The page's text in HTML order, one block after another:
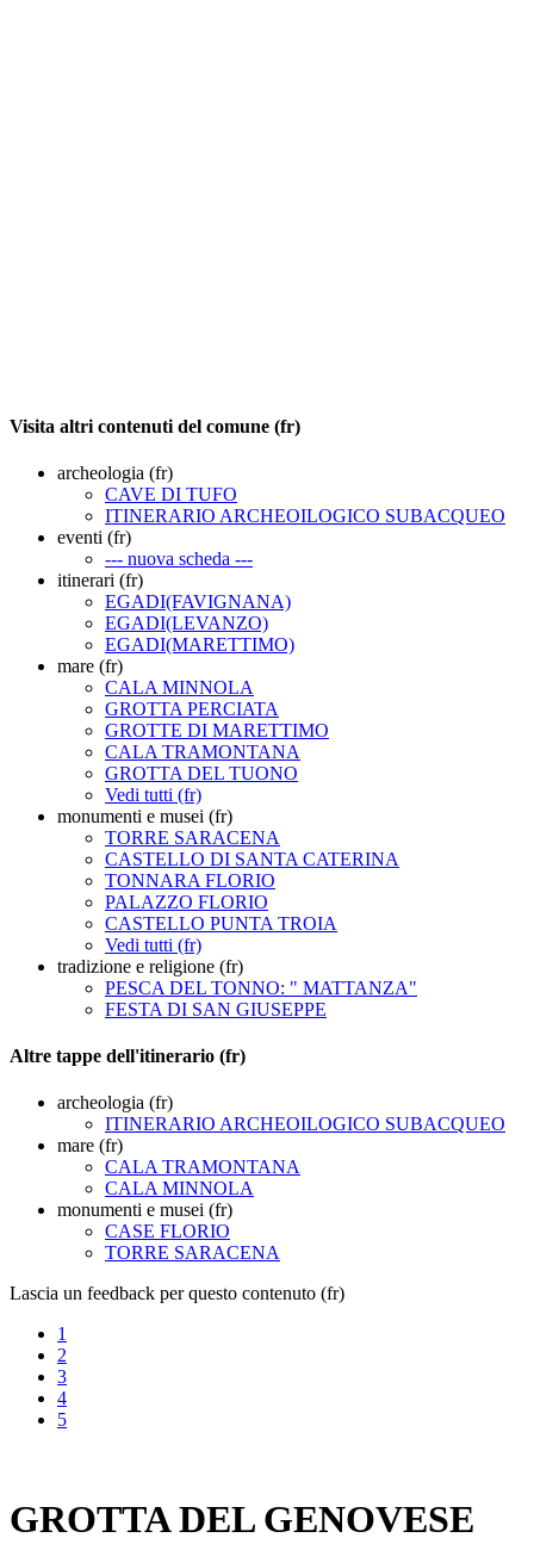
Visita altri contenuti del comune (fr)
archeologia (fr)
CAVE DI TUFO
ITINERARIO ARCHEOILOGICO SUBACQUEO
eventi (fr)
--- nuova scheda ---
itinerari (fr)
EGADI(FAVIGNANA)
EGADI(LEVANZO)
EGADI(MARETTIMO)
mare (fr)
CALA MINNOLA
GROTTA PERCIATA
GROTTE DI MARETTIMO
CALA TRAMONTANA
GROTTA DEL TUONO
Vedi tutti (fr)
monumenti e musei (fr)
TORRE SARACENA
CASTELLO DI SANTA CATERINA
TONNARA FLORIO
PALAZZO FLORIO
CASTELLO PUNTA TROIA
Vedi tutti (fr)
tradizione e religione (fr)
PESCA DEL TONNO: " MATTANZA"
FESTA DI SAN GIUSEPPE
Altre tappe dell'itinerario (fr)
archeologia (fr)
ITINERARIO ARCHEOILOGICO SUBACQUEO
mare (fr)
CALA TRAMONTANA
CALA MINNOLA
monumenti e musei (fr)
CASE FLORIO
TORRE SARACENA
Lascia un feedback per questo contenuto (fr)
1
2
3
4
5
GROTTA DEL GENOVESE